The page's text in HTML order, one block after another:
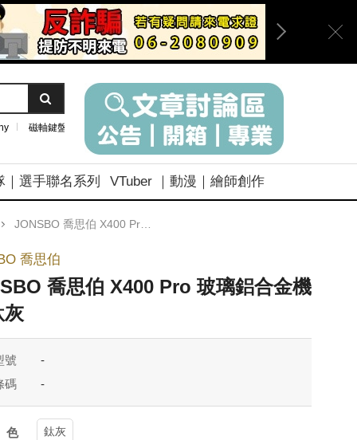
磁軸鍵盤
｜選手聯名系列 VTuber ｜動漫｜繪師創作
JONSBO 喬思伯 X400 Pro 玻璃鋁合金機殼 鈦灰
喬思伯
喬思伯 X400 Pro 玻璃鋁合金機
灰
號
-
碼
-
色 鈦灰